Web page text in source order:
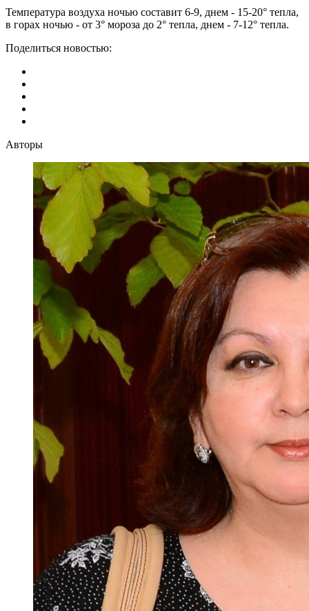
Температура воздуха ночью составит 6-9, днем ​​- 15-20° тепла,
в горах ночью - от 3° мороза до 2° тепла, днем ​​- 7-12° тепла.
Поделиться новостью:
Авторы